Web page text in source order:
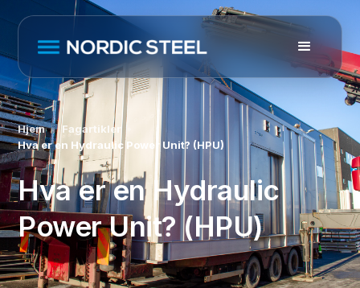
Hjem
Fagartikler
Hva er en Hydraulic Power Unit? (HPU)
Hva er en Hydraulic
Power Unit? (HPU)